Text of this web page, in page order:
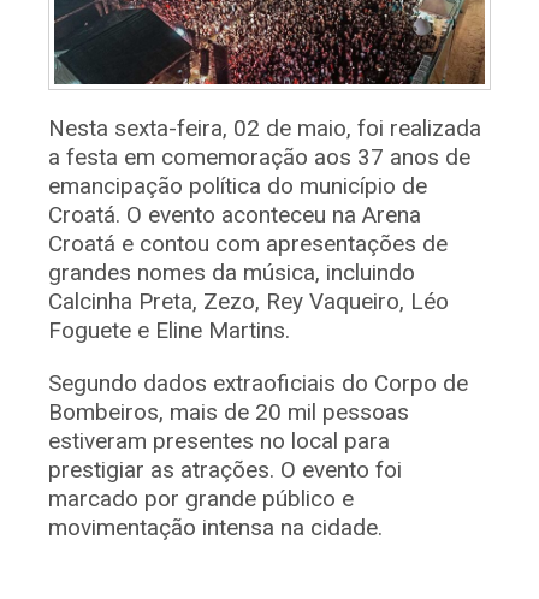
Nesta sexta-feira, 02 de maio, foi realizada
a festa em comemoração aos 37 anos de
emancipação política do município de
Croatá. O evento aconteceu na Arena
Croatá e contou com apresentações de
grandes nomes da música, incluindo
Calcinha Preta, Zezo, Rey Vaqueiro, Léo
Foguete e Eline Martins.
Segundo dados extraoficiais do Corpo de
Bombeiros, mais de 20 mil pessoas
estiveram presentes no local para
prestigiar as atrações. O evento foi
marcado por grande público e
movimentação intensa na cidade.